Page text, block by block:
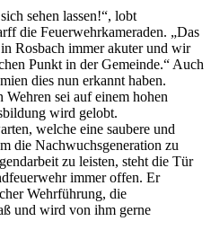
sehen lassen!“, lobt
die Feuerwehrkameraden. „Das
Rosbach immer akuter und wir
Punkt in der Gemeinde.“ Auch
dies nun erkannt haben.
sei auf einem hohen
wird gelobt.
welche eine saubere und
die Nachwuchsgeneration zu
zu leisten, steht die Tür
immer offen. Er
Wehrführung, die
und wird von ihm gerne